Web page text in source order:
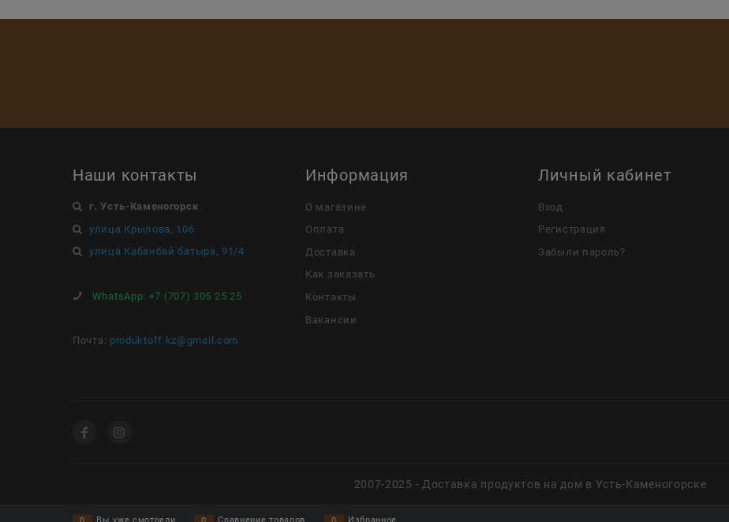
Наши контакты
г. Усть-Каменогорск
улица Крылова, 106
улица Кабанбай батыра, 91/4
WhatsApp: +7 (707) 305 25 25
Почта: produktoff.kz@gmail.com
Информация
О магазине
Оплата
Доставка
Как заказать
Контакты
Вакансии
Личный кабинет
Вход
Регистрация
Забыли пароль?
2007-2025 - Доставка продуктов на дом в Усть-Каменогорске